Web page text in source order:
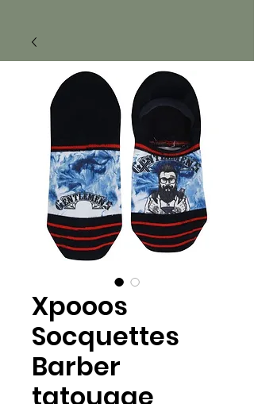
Xpooos
Socquettes
Barber
tatouage